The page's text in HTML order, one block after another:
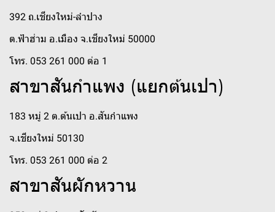
392 ถ.เชียงใหม่-ลำปาง
ต.ฟ้าฮ่าม อ.เมือง จ.เชียงใหม่ 50000
โทร. 053 261 000 ต่อ 1
สาขาสันกำแพง (แยกต้นเปา)
183 หมู่ 2 ต.ต้นเปา อ.สันกำแพง
จ.เชียงใหม่ 50130
โทร. 053 261 000 ต่อ 2
สาขาสันผักหวาน